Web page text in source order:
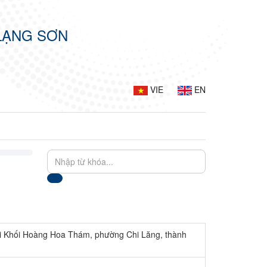
SƠN
VIE EN
Hoàng Hoa Thám, phường Chi Lăng, thành